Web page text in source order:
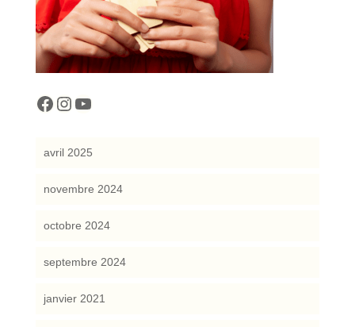
cocreattitude
cocreattitude
YouTube
avril 2025
novembre 2024
octobre 2024
septembre 2024
janvier 2021